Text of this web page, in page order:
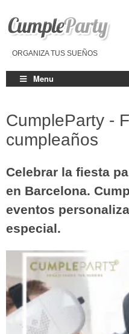
ORGANIZA TUS SUEÑOS
Menu
CumpleParty -
cumpleaños
Celebrar la fiesta
en Barcelona.
eventos
especial.